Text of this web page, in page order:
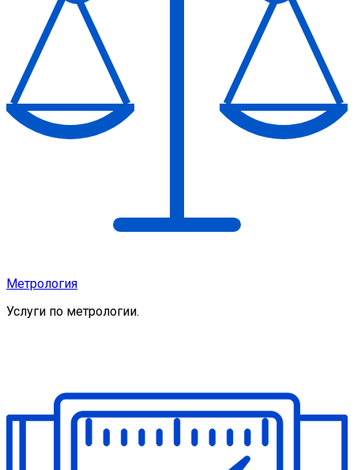
Метрология
Услуги по метрологии.